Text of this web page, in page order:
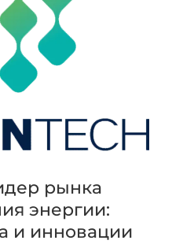
рынка
энергии:
и инновации